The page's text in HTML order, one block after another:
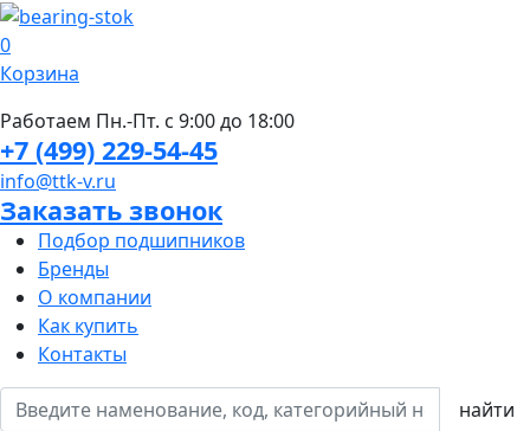
0
Корзина
Работаем Пн.-Пт. с 9:00 до 18:00
+7 (499) 229-54-45
info@ttk-v.ru
Заказать звонок
Подбор подшипников
Бренды
О компании
Как купить
Контакты